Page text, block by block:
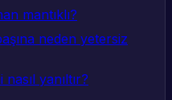
mantıklı?
neden yetersiz
yanıltır?